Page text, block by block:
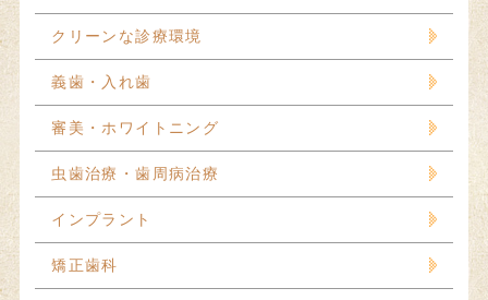
クリーンな診療環境
義歯・入れ歯
審美・ホワイトニング
虫歯治療・歯周病治療
インプラント
矯正歯科